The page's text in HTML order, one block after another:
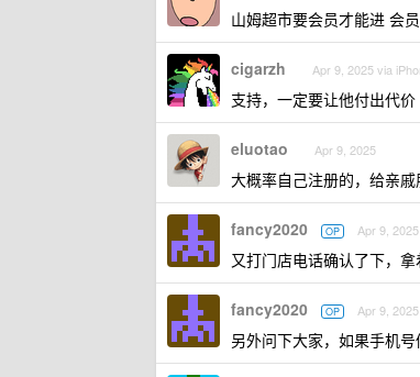
山姆超市要会员才能进 会
cigarzh Apr 9, 2025 via
支持，一定要让他付出代价
eluotao Apr 9, 2025
大概率自己注册的，给亲戚
fancy2020 OP Apr 9, 2025
又打门店电话确认了下，拿
fancy2020 OP Apr 9, 2025
另外问下大家，如果手机